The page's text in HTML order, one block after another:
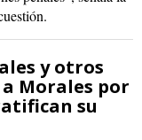
y otros
Morales por
su